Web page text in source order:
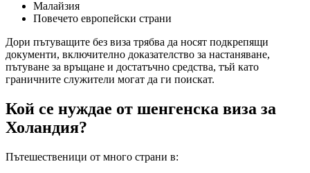
Малайзия
Повечето европейски страни
Дори пътуващите без виза трябва да носят подкрепящи
документи, включително доказателство за настаняване,
пътуване за връщане и достатъчно средства, тъй като
граничните служители могат да ги поискат.
Кой се нуждае от шенгенска виза за
Холандия?
Пътешественици от много страни в: